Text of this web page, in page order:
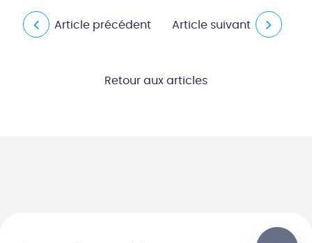
Article précédent Article suivant
Retour aux articles